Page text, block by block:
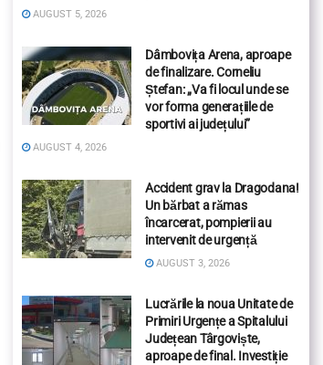
AUGUST 5, 2026
Dâmbovița Arena, aproape
de finalizare. Corneliu
Ștefan: „Va fi locul unde se
vor forma generațiile de
sportivi ai județului”
AUGUST 4, 2026
Accident grav la Dragodana!
Un bărbat a rămas
încarcerat, pompierii au
intervenit de urgență
AUGUST 3, 2026
Lucrările la noua Unitate de
Primiri Urgențe a Spitalului
Județean Târgoviște,
aproape de final. Investiție